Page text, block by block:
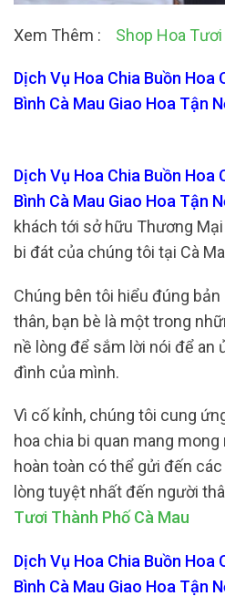
Xem Thêm : Shop Hoa Tươi
Dịch Vụ Hoa Chia Buồn Hoa
Bình Cà Mau Giao Hoa Tận
Dịch Vụ Hoa Chia Buồn Hoa
Bình Cà Mau Giao Hoa Tận
khách tới sở hữu Thương
bi đát của chúng tôi tại Cà
Chúng bên tôi hiểu đúng
thân, bạn bè là một trong
nề lòng để sắm lời nói để an
đình của mình.
Vì cố kỉnh, chúng tôi cung
hoa chia bi quan mang
hoàn toàn có thể gửi đến
lòng tuyệt nhất đến người
Tươi Thành Phố Cà Mau
Dịch Vụ Hoa Chia Buồn Hoa
Bình Cà Mau Giao Hoa Tận